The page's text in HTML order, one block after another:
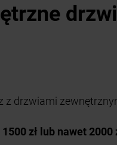
drzwiami
zł lub nawet 2000